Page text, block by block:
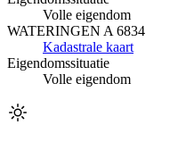
Volle eigendom
WATERINGEN A 6834
Kadastrale kaart
Eigendomssituatie
Volle eigendom